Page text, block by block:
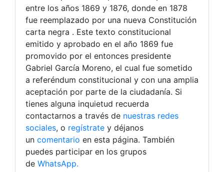
entre los años 1869 y 1876, donde en 1878
fue reemplazado por una nueva Constitución
carta negra . Este texto constitucional
emitido y aprobado en el año 1869 fue
promovido por el entonces presidente
Gabriel García Moreno, el cual fue sometido
a referéndum constitucional y con una amplia
aceptación por parte de la ciudadanía. Si
tienes alguna inquietud recuerda
contactarnos a través de nuestras redes
sociales, o regístrate y déjanos
un comentario en esta página. También
puedes participar en los grupos
de WhatsApp.